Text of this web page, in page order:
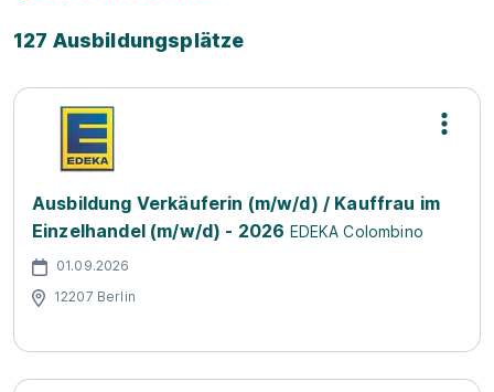
127 Ausbildungsplätze
Ausbildung Verkäuferin (m/w/d) / Kauffrau im
Einzelhandel (m/w/d) - 2026 EDEKA Colombino
01.09.2026
12207 Berlin